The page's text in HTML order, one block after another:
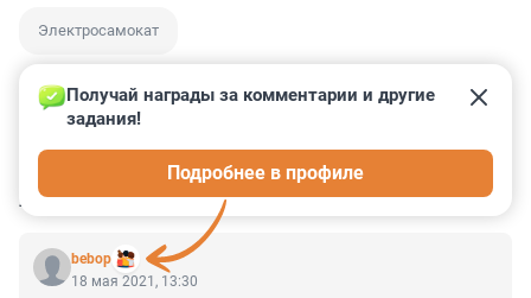
Электросамокат
КОММЕНТАРИИ 22
bebop
Получай награды за комментарии и другие
задания!
Подробнее в профиле
18 мая 2021, 13:30